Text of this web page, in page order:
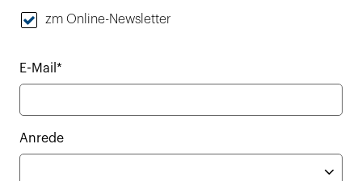
zm Online-Newsletter
E-Mail*
Anrede